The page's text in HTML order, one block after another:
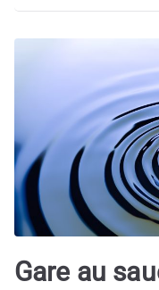
Gare au